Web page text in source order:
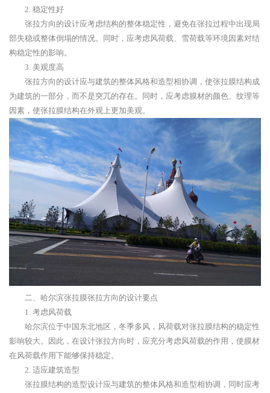
2. 稳定性好
张拉方向的设计应考虑结构的整体稳定性，避免在张拉过程中出现局
部失稳或整体倒塌的情况。同时，应考虑风荷载、雪荷载等环境因素对结
构稳定性的影响。
3. 美观度高
张拉方向的设计应与建筑的整体风格和造型相协调，使张拉膜结构成
为建筑的一部分，而不是突兀的存在。同时，应考虑膜材的颜色、纹理等
因素，使张拉膜结构在外观上更加美观。
二、哈尔滨张拉膜张拉方向的设计要点
1. 考虑风荷载
哈尔滨位于中国东北地区，冬季多风，风荷载对张拉膜结构的稳定性
影响较大。因此，在设计张拉方向时，应充分考虑风荷载的作用，使膜材
在风荷载作用下能够保持稳定。
2. 适应建筑造型
张拉膜结构的造型设计应与建筑的整体风格和造型相协调，同时应考